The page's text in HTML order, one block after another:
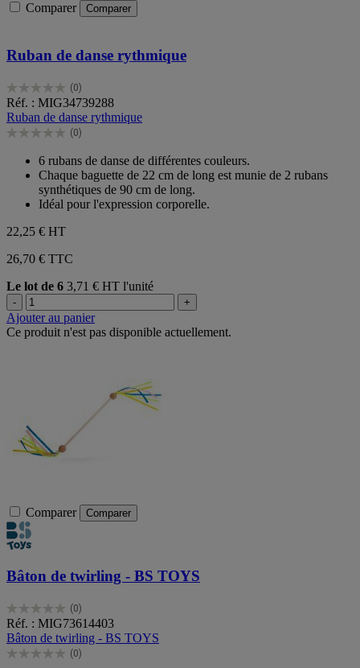
Comparer Comparer
Ruban de danse rythmique
(0)
0.0
sur
5
étoiles.
Réf. : MIG34739288
Ruban de danse rythmique
(0)
0.0
étoiles.
6 rubans de danse de différentes couleurs.
Chaque baguette de 22 cm de long est munie de 2 rubans
synthétiques de 90 cm de long.
Idéal pour l'expression corporelle.
22,25 € HT
26,70 € TTC
Le lot de 6 3,71 € HT l'unité
- +
Ajouter au panier
Ce produit n'est pas disponible actuellement.
Comparer Comparer
Bâton de twirling - BS TOYS
(0)
0.0
sur
5
étoiles.
Réf. : MIG73614403
Bâton de twirling - BS TOYS
(0)
0.0